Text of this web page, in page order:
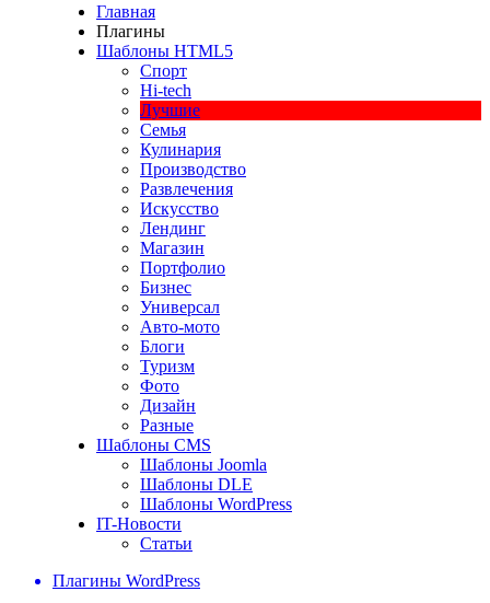
Главная
Плагины
Шаблоны HTML5
Спорт
Hi-tech
Лучшие
Семья
Кулинария
Производство
Развлечения
Искусство
Лендинг
Магазин
Портфолио
Бизнес
Универсал
Авто-мото
Блоги
Туризм
Фото
Дизайн
Разные
Шаблоны CMS
Шаблоны Joomla
Шаблоны DLE
Шаблоны WordPress
IT-Новости
Статьи
Плагины WordPress